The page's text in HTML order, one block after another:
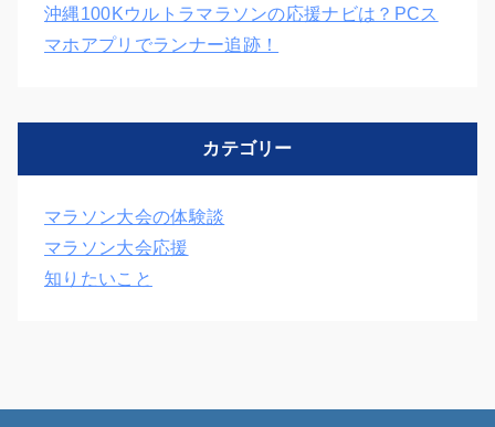
沖縄100Kウルトラマラソンの応援ナビは？PCス
マホアプリでランナー追跡！
カテゴリー
マラソン大会の体験談
マラソン大会応援
知りたいこと